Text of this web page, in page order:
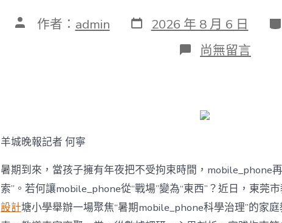
文 作者： admin 發
表
2026 年 8 月 6 日 分
類
在
〈若
暑
期
難
題？
讓
mobilJIUYI
俱
尚無留言
羊城晚報記者 何寧
暑期到來，當孩子擁有年夜把不受拘束時間，mobile_phone
索”。若何讓mobile_phone從“戰場”變為“東西”？近日，東莞
設計塘小學舉辦一場聚焦“暑期mobile_phone科學治理”的家